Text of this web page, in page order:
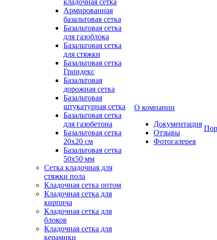
кладочная сетка
Армированная
базальтовая сетка
Базальтовая сетка
для газоблока
Базальтовая сетка
для стяжки
Базальтовая сетка
Гриндекс
Базальтовая
дорожная сетка
Базальтовая
штукатурная сетка
Базальтовая сетка
для газобетона
Базальтовая сетка
20x20 см
Базальтовая сетка
50x50 мм
Сетка кладочная для
стяжки пола
Кладочная сетка оптом
Кладочная сетка для
кирпича
Кладочная сетка для
блоков
Кладочная сетка для
керамики
О компании
Документация
Отзывы
Фотогалерея